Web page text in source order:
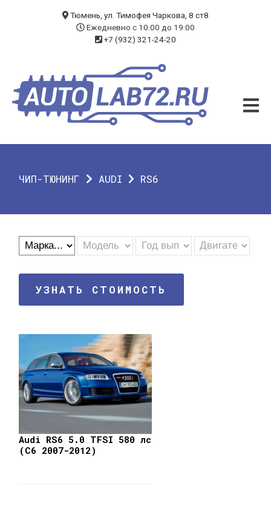
ЧИП-ТЮНИНГ
ДИАГНОСТИКА
ГАРАНТИЯ
Тюмень, ул. Тимофея Чаркова, 8 ст8
Ежедневно с 10:00 до 19:00
+7 (932) 321-24-20
ЧИП-ТЮНИНГ AUDI RS6
УЗНАТЬ СТОИМОСТЬ
Audi RS6 5.0 TFSI 580 лс
(C6 2007-2012)